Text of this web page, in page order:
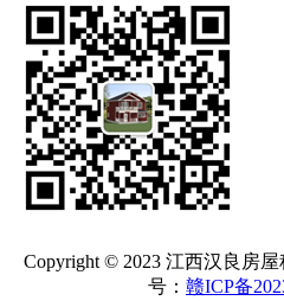
Copyright © 2023 江西汉良房
号： 赣ICP备